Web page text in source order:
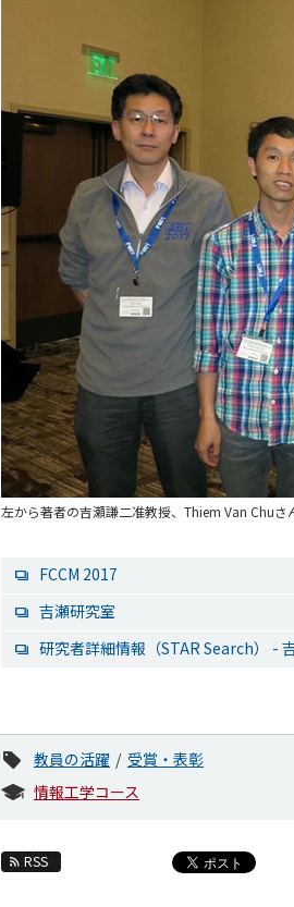
左から著者の吉瀬謙二准教授、Thiem Van Chuさ
FCCM 2017
吉瀬研究室
研究者詳細情報（STAR Search） -
教員の活躍
受賞・表彰
情報工学コース
RSS